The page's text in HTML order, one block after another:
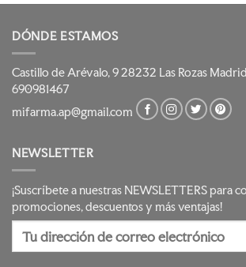
DÓNDE ESTAMOS
Castillo de Arévalo, 9 28232 Las Rozas Madrid
690981467
mifarma.ap@gmail.com
NEWSLETTER
¡Suscríbete a nuestras NEWSLETTERS para
promociones, descuentos y más ventajas!